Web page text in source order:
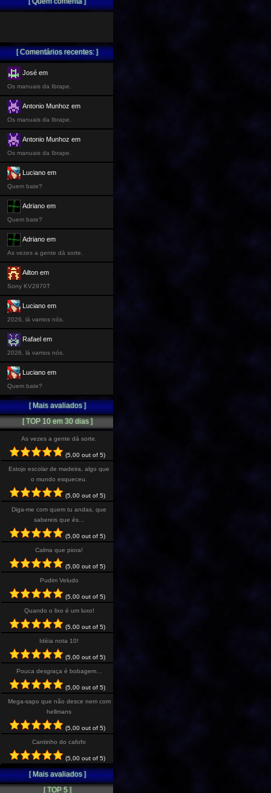
[ Comentários recentes: ]
José em
Os manuais da Ibrape.
Antonio Munhoz em
Os manuais da Ibrape.
Antonio Munhoz em
Os manuais da Ibrape.
Luciano em
Quem bate?
Adriano em
Quem bate?
Adriano em
As vezes a gente dá sorte.
Ailton em
Sony KV2970T
Luciano em
2026, lá vamos nós.
Rafael em
2026, lá vamos nós.
Luciano em
Quem bate?
[ Mais avaliados ]
[ TOP 10 em 30 dias ]
As vezes a gente dá sorte.
(5,00 out of 5)
Estojo escolar de madeira, algo que
o mundo esqueceu.
(5,00 out of 5)
Diga-me com quem tu andas, que
sabereis que és…
(5,00 out of 5)
Calma que piora!
(5,00 out of 5)
Pudim Veludo
(5,00 out of 5)
Quando o lixo é um luxo!
(5,00 out of 5)
Idéia nota 10!
(5,00 out of 5)
Pouca desgraça é bobagem…
(5,00 out of 5)
Mega-sapo que não desce nem com
hellmans
(5,00 out of 5)
Cantinho do cafofo
(5,00 out of 5)
[ Mais avaliados ]
[ TOP 5 ]